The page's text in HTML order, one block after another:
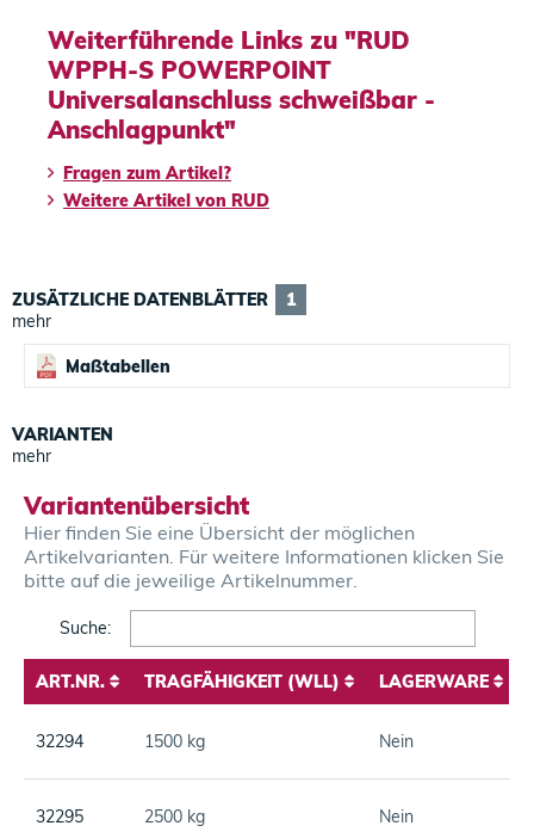
Weiterführende Links zu "RUD
WPPH-S POWERPOINT
Universalanschluss schweißbar -
Anschlagpunkt"
Fragen zum Artikel?
Weitere Artikel von RUD
ZUSÄTZLICHE DATENBLÄTTER
1
mehr
Maßtabellen
VARIANTEN
mehr
Variantenübersicht
Hier finden Sie eine Übersicht der möglichen
Artikelvarianten. Für weitere Informationen klicken Sie
bitte auf die jeweilige Artikelnummer.
Search:
ART.NR. TRAGFÄHIGKEIT (WLL) LAGERWARE
32294
1500 kg Nein
32295 2500 kg Nein